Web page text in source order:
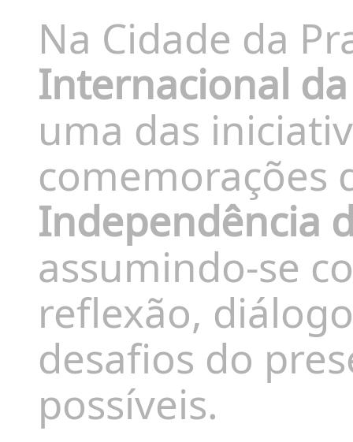
Na Cidade da
Internacional
uma das
comemorações
Independência
assumindo-se
reflexão,
desafios do
possíveis.